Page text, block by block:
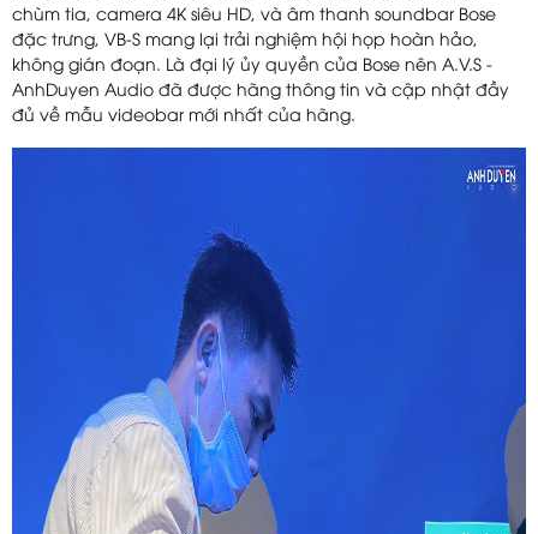
chùm tia, camera 4K siêu HD, và âm thanh soundbar Bose
đặc trưng, VB-S mang lại trải nghiệm hội họp hoàn hảo,
không gián đoạn. Là đại lý ủy quyền của Bose nên A.V.S -
AnhDuyen Audio đã được hãng thông tin và cập nhật đầy
đủ về mẫu videobar mới nhất của hãng.